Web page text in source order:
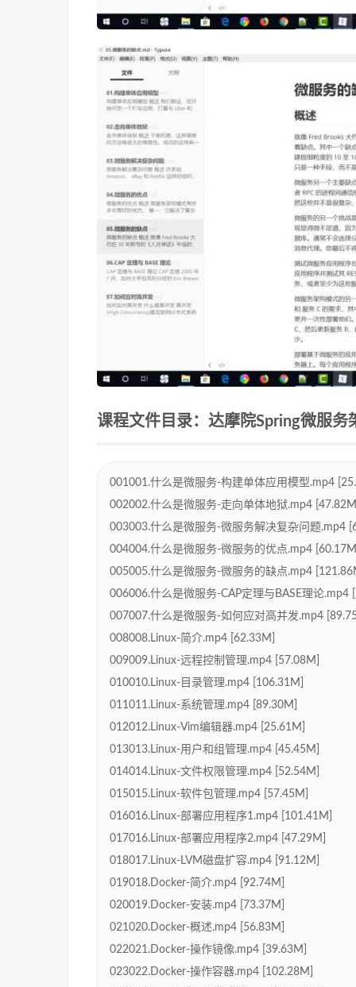
课程文件目录：达摩院Spring微服
001001.什么是微服务-构建单体应用模型.mp4
002002.什么是微服务-走向单体地狱.mp4
003003.什么是微服务-微服务解决复杂问题.mp4
004004.什么是微服务-微服务的优点.mp4
005005.什么是微服务-微服务的缺点.mp4
006006.什么是微服务-CAP定理与BASE理论.mp4
007007.什么是微服务-如何应对高并发.mp4
008008.Linux-简介.mp4 [62.33M]
009009.Linux-远程控制管理.mp4 [57.08M]
010010.Linux-目录管理.mp4 [106.31M]
011011.Linux-系统管理.mp4 [89.30M]
012012.Linux-Vim编辑器.mp4 [25.61M]
013013.Linux-用户和组管理.mp4 [45.45M]
014014.Linux-文件权限管理.mp4 [52.54M]
015015.Linux-软件包管理.mp4 [57.45M]
016016.Linux-部署应用程序1.mp4 [101.41M]
017016.Linux-部署应用程序2.mp4 [47.29M]
018017.Linux-LVM磁盘扩容.mp4 [91.12M]
019018.Docker-简介.mp4 [92.74M]
020019.Docker-安装.mp4 [73.37M]
021020.Docker-概述.mp4 [56.83M]
022021.Docker-操作镜像.mp4 [39.63M]
023022.Docker-操作容器.mp4 [102.28M]